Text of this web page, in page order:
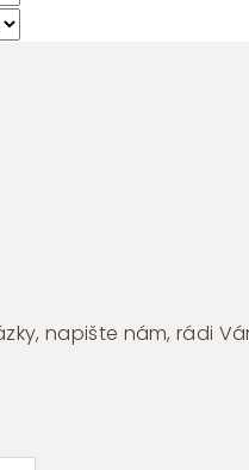
napište nám, rádi